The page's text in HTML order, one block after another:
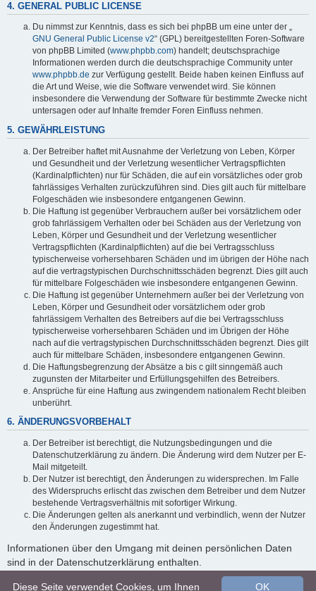
4. GENERAL PUBLIC LICENSE
Du nimmst zur Kenntnis, dass es sich bei phpBB um eine unter der „
GNU General Public License v2“ (GPL) bereitgestellten Foren-Software
von phpBB Limited (www.phpbb.com) handelt; deutschsprachige
Informationen werden durch die deutschsprachige Community unter
www.phpbb.de zur Verfügung gestellt. Beide haben keinen Einfluss auf
die Art und Weise, wie die Software verwendet wird. Sie können
insbesondere die Verwendung der Software für bestimmte Zwecke nicht
untersagen oder auf Inhalte fremder Foren Einfluss nehmen.
5. GEWÄHRLEISTUNG
Der Betreiber haftet mit Ausnahme der Verletzung von Leben, Körper
und Gesundheit und der Verletzung wesentlicher Vertragspflichten
(Kardinalpflichten) nur für Schäden, die auf ein vorsätzliches oder grob
fahrlässiges Verhalten zurückzuführen sind. Dies gilt auch für mittelbare
Folgeschäden wie insbesondere entgangenen Gewinn.
Die Haftung ist gegenüber Verbrauchern außer bei vorsätzlichem oder
grob fahrlässigem Verhalten oder bei Schäden aus der Verletzung von
Leben, Körper und Gesundheit und der Verletzung wesentlicher
Vertragspflichten (Kardinalpflichten) auf die bei Vertragsschluss
typischerweise vorhersehbaren Schäden und im übrigen der Höhe nach
auf die vertragstypischen Durchschnittsschäden begrenzt. Dies gilt auch
für mittelbare Folgeschäden wie insbesondere entgangenen Gewinn.
Die Haftung ist gegenüber Unternehmern außer bei der Verletzung von
Leben, Körper und Gesundheit oder vorsätzlichem oder grob
fahrlässigem Verhalten des Betreibers auf die bei Vertragsschluss
typischerweise vorhersehbaren Schäden und im Übrigen der Höhe
nach auf die vertragstypischen Durchschnittsschäden begrenzt. Dies gilt
auch für mittelbare Schäden, insbesondere entgangenen Gewinn.
Die Haftungsbegrenzung der Absätze a bis c gilt sinngemäß auch
zugunsten der Mitarbeiter und Erfüllungsgehilfen des Betreibers.
Ansprüche für eine Haftung aus zwingendem nationalem Recht bleiben
unberührt.
6. ÄNDERUNGSVORBEHALT
Der Betreiber ist berechtigt, die Nutzungsbedingungen und die
Datenschutzerklärung zu ändern. Die Änderung wird dem Nutzer per E-
Mail mitgeteilt.
Der Nutzer ist berechtigt, den Änderungen zu widersprechen. Im Falle
des Widerspruchs erlischt das zwischen dem Betreiber und dem Nutzer
bestehende Vertragsverhältnis mit sofortiger Wirkung.
Die Änderungen gelten als anerkannt und verbindlich, wenn der Nutzer
den Änderungen zugestimmt hat.
Informationen über den Umgang mit deinen persönlichen Daten
sind in der Datenschutzerklärung enthalten.
OK
Diese Seite verwendet Cookies, um Ihnen